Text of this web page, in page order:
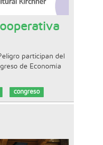
participan del
de Economía
congreso